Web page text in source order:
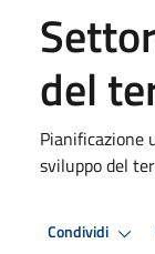
del
Pianificazione
sviluppo del
Condividi